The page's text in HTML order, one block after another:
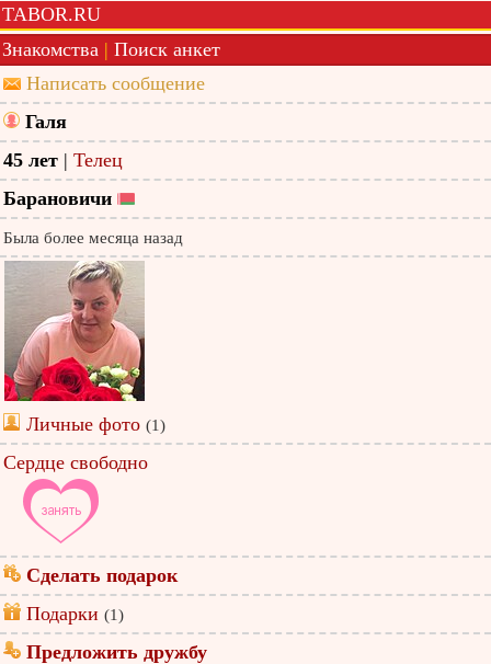
TABOR.RU
Знакомства | Поиск анкет
Написать сообщение
Галя
45 лет | Телец
Барановичи
Была более месяца назад
Личные фото (1)
Сердце свободно
Сделать подарок
Подарки (1)
Предложить дружбу